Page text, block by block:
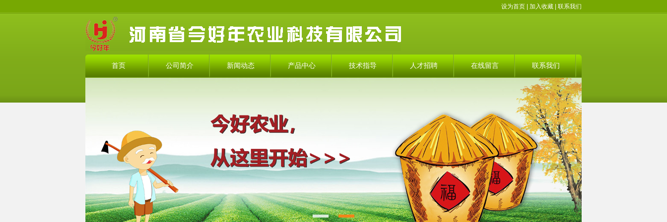
设为首页 加入收藏 联系我们
首页 公司简介 新闻动态 产品中心 技术指导 人才招聘 在线留言 联系我们